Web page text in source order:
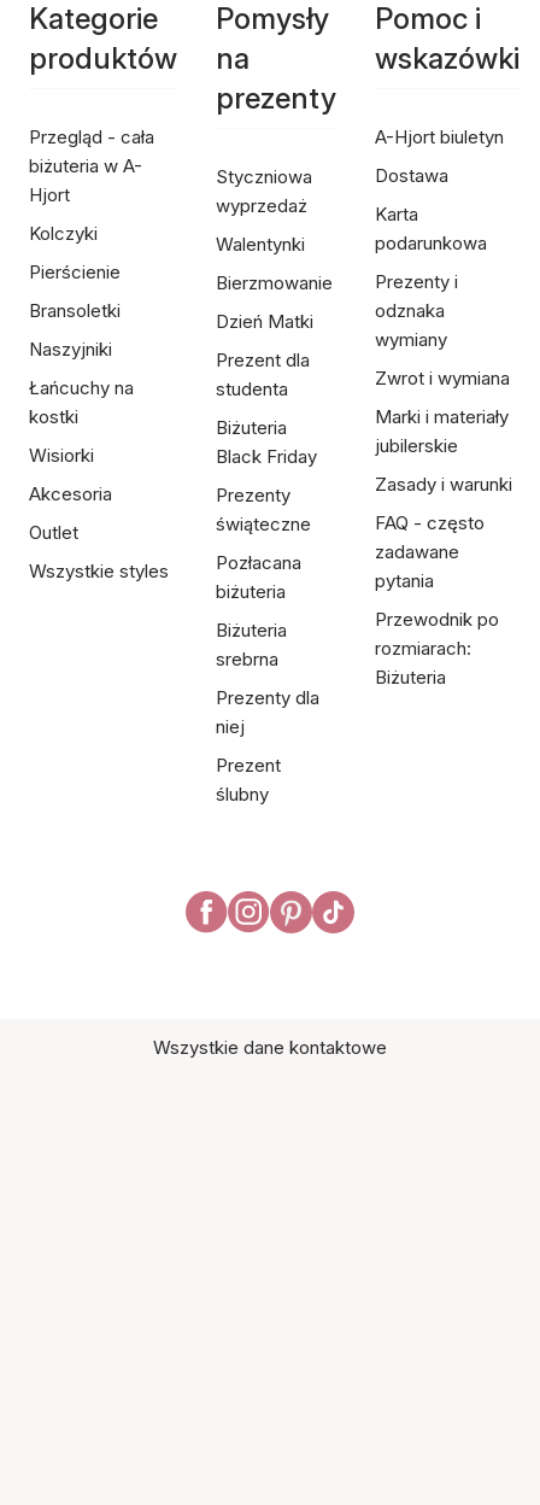
Kategorie
produktów
Przegląd - cała
biżuteria w A-
Hjort
Kolczyki
Pierścienie
Bransoletki
Naszyjniki
Łańcuchy na
kostki
Wisiorki
Akcesoria
Outlet
Wszystkie styles
Pomysły
na
prezenty
Styczniowa
wyprzedaż
Walentynki
Bierzmowanie
Dzień Matki
Prezent dla
studenta
Biżuteria
Black Friday
Prezenty
świąteczne
Pozłacana
biżuteria
Biżuteria
srebrna
Prezenty dla
niej
Prezent
ślubny
Pomoc i
wskazówki
A-Hjort biuletyn
Dostawa
Karta
podarunkowa
Prezenty i
odznaka
wymiany
Zwrot i wymiana
Marki i materiały
jubilerskie
Zasady i warunki
FAQ - często
zadawane
pytania
Przewodnik po
rozmiarach:
Biżuteria
Wszystkie dane kontaktowe